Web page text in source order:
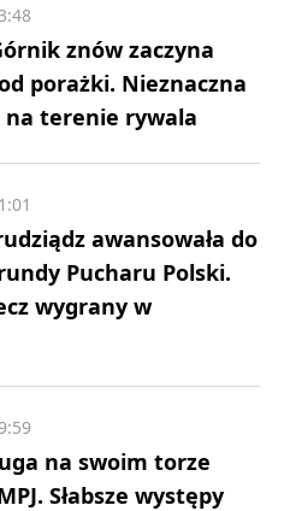
znów zaczyna
porażki. Nieznaczna
na terenie rywala
awansowała do
Pucharu Polski.
wygrany w
na swoim torze
Słabsze występy